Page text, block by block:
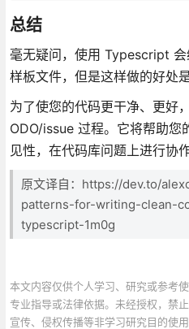
总结
毫无疑问，使用 Typescript
样板文件，但是这样做的好处
为了使您的代码更干净、更好
ODO/issue 过程。它将帮助您
见性，在代码库问题上进行协
原文译自：https://dev.to/
patterns-for-writing-clean-
typescript-1m0g
本文内容仅供个人学习、研究或参考
专业指导或法律依据。未经授权，禁
宣传、侵权传播等非学习研究目的使